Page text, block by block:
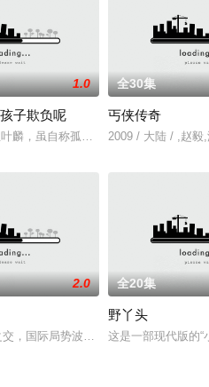
成的抗联女子突击队在那段特殊的岁
1.0
子欺负呢
麟，虽自称孤狼，却仍难免遭受三个
全30集
丐侠传奇
2009 / 大陆 / ,赵毅
父亲安排到北京避风，表面上的理
2.0
，国际局势波谲云诡，这边风景也并
全20集
野丫头
这是一部现代版的“